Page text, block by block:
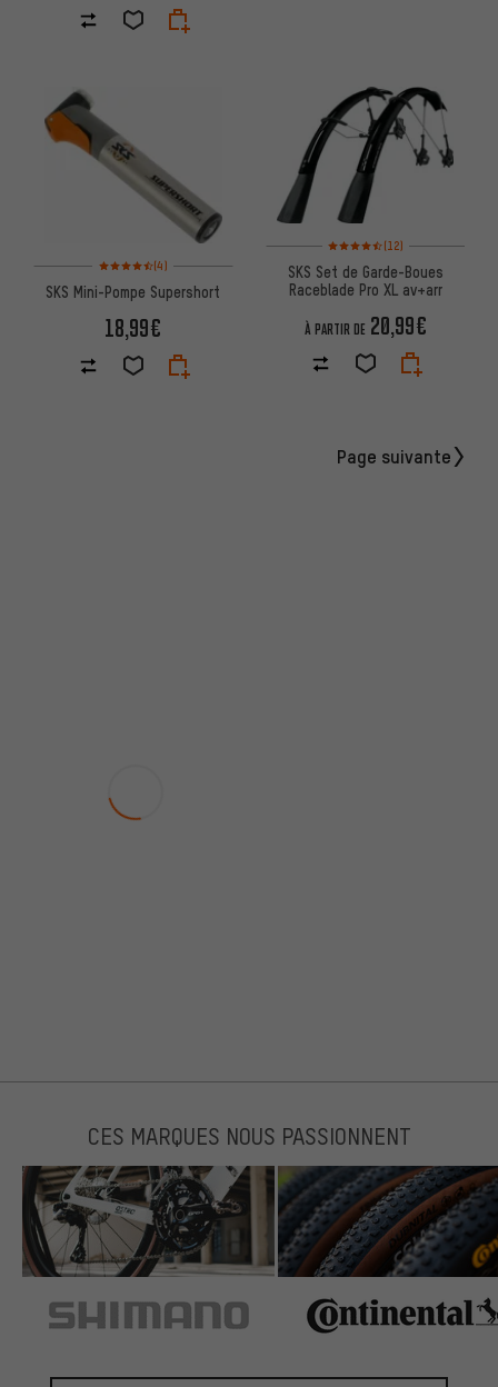
Note moyenne : 4,5 sur 5 d'après 4 avis
(4)
SKS Mini-Pompe Supershort
18,99€
Note moyenne : 4,5 sur 5
(12)
SKS Set de Garde-Boues
Raceblade Pro XL av+arr
À PARTIR DE 20,99€
Page suivante
CES MARQUES NOUS PASSIONNENT